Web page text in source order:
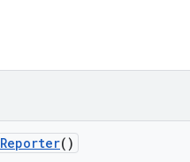
Reporter()